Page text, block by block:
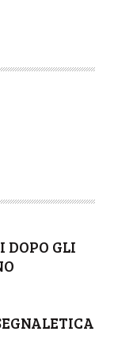
DOPO GLI